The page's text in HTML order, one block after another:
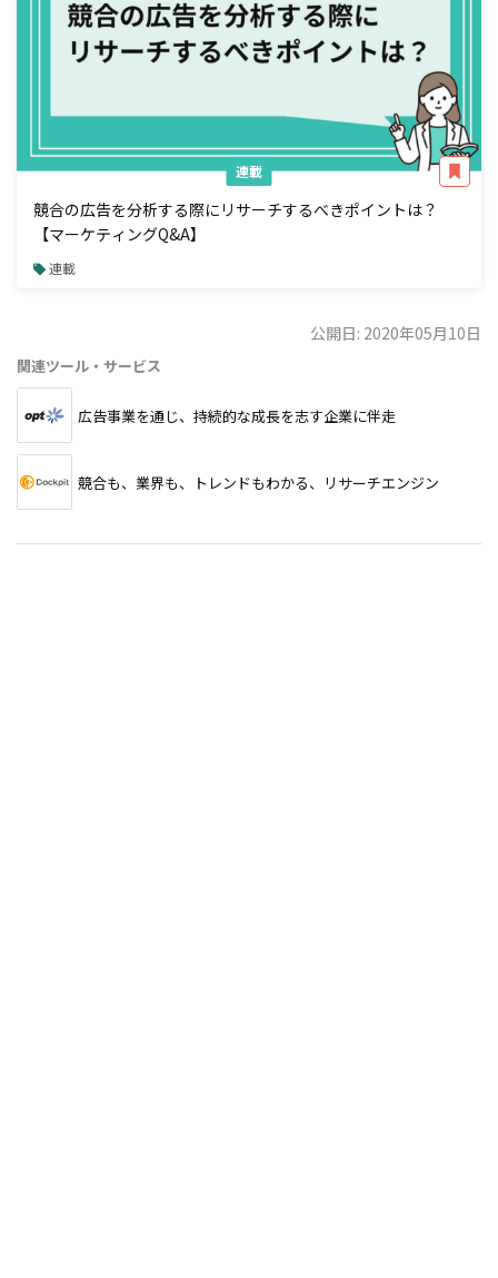
連載
競合の広告を分析する際にリサーチするべきポイントは？
【マーケティングQ&A】
連載
公開日: 2020年05月10日
関連ツール・サービス
広告事業を通じ、持続的な成長を志す企業に伴走
競合も、業界も、トレンドもわかる、リサーチエンジン